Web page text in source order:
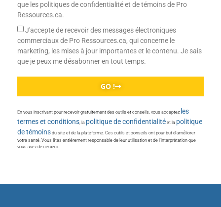
que les politiques de confidentialité et de témoins de Pro
Ressources.ca.
J'accepte de recevoir des messages électroniques
commerciaux de Pro Ressources.ca, qui concerne le
marketing, les mises à jour importantes et le contenu. Je sais
que je peux me désabonner en tout temps.
GO !
En vous inscrivant pour recevoir gratuitement des outils et conseils, vous acceptez les
termes et conditions, la politique de confidentialité et la politique
de témoins du site et de la plateforme. Ces outils et conseils ont pour but d’améliorer
votre santé. Vous êtes entièrement responsable de leur utilisation et de l’interprétation que
vous avez de ceux-ci.